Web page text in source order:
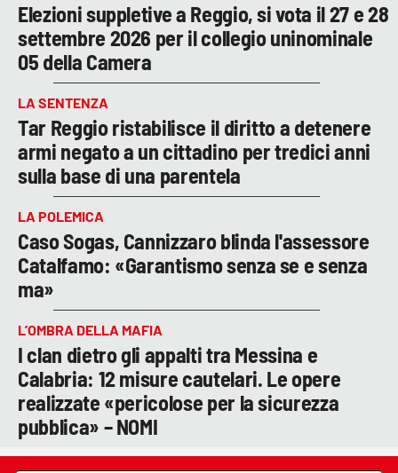
Elezioni suppletive a Reggio, si vota il 27 e 28
settembre 2026 per il collegio uninominale
05 della Camera
LA SENTENZA
Tar Reggio ristabilisce il diritto a detenere
armi negato a un cittadino per tredici anni
sulla base di una parentela
LA POLEMICA
Caso Sogas, Cannizzaro blinda l'assessore
Catalfamo: «Garantismo senza se e senza
ma»
L’OMBRA DELLA MAFIA
I clan dietro gli appalti tra Messina e
Calabria: 12 misure cautelari. Le opere
realizzate «pericolose per la sicurezza
pubblica» – NOMI